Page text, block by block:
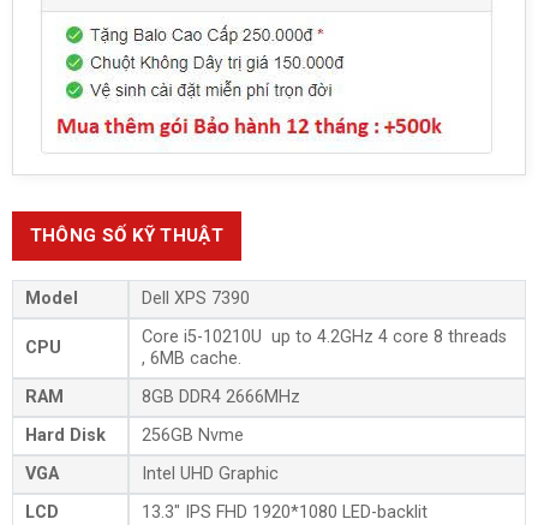
THÔNG SỐ KỸ THUẬT
Model Dell XPS 7390
CPU
Core i5-10210U up to 4.2GHz 4 core 8 threads
, 6MB cache.
RAM
8GB DDR4 2666MHz
Hard Disk
256GB Nvme
VGA
Intel UHD Graphic
LCD
13.3″ IPS FHD 1920*1080 LED-backlit